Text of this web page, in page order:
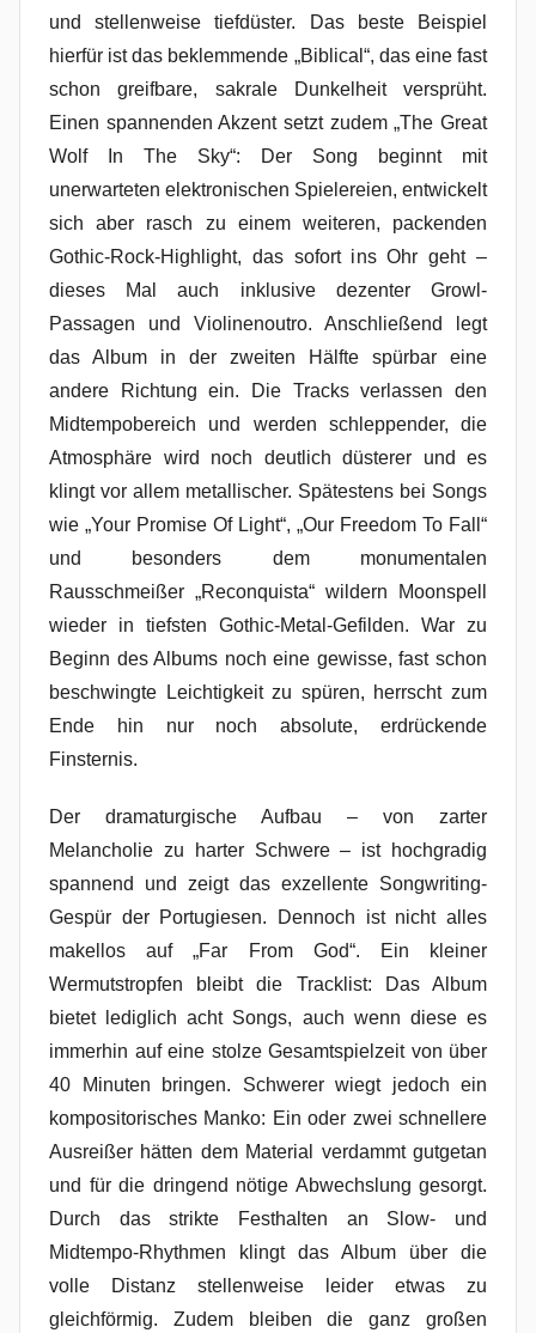
und stellenweise tiefdüster. Das beste Beispiel
hierfür ist das beklemmende „Biblical“, das eine fast
schon greifbare, sakrale Dunkelheit versprüht.
Einen spannenden Akzent setzt zudem „The Great
Wolf In The Sky“: Der Song beginnt mit
unerwarteten elektronischen Spielereien, entwickelt
sich aber rasch zu einem weiteren, packenden
Gothic-Rock-Highlight, das sofort ins Ohr geht –
dieses Mal auch inklusive dezenter Growl-
Passagen und Violinenoutro. Anschließend legt
das Album in der zweiten Hälfte spürbar eine
andere Richtung ein. Die Tracks verlassen den
Midtempobereich und werden schleppender, die
Atmosphäre wird noch deutlich düsterer und es
klingt vor allem metallischer. Spätestens bei Songs
wie „Your Promise Of Light“, „Our Freedom To Fall“
und besonders dem monumentalen
Rausschmeißer „Reconquista“ wildern Moonspell
wieder in tiefsten Gothic-Metal-Gefilden. War zu
Beginn des Albums noch eine gewisse, fast schon
beschwingte Leichtigkeit zu spüren, herrscht zum
Ende hin nur noch absolute, erdrückende
Finsternis.
Der dramaturgische Aufbau – von zarter
Melancholie zu harter Schwere – ist hochgradig
spannend und zeigt das exzellente Songwriting-
Gespür der Portugiesen. Dennoch ist nicht alles
makellos auf „Far From God“. Ein kleiner
Wermutstropfen bleibt die Tracklist: Das Album
bietet lediglich acht Songs, auch wenn diese es
immerhin auf eine stolze Gesamtspielzeit von über
40 Minuten bringen. Schwerer wiegt jedoch ein
kompositorisches Manko: Ein oder zwei schnellere
Ausreißer hätten dem Material verdammt gutgetan
und für die dringend nötige Abwechslung gesorgt.
Durch das strikte Festhalten an Slow- und
Midtempo-Rhythmen klingt das Album über die
volle Distanz stellenweise leider etwas zu
gleichförmig. Zudem bleiben die ganz großen